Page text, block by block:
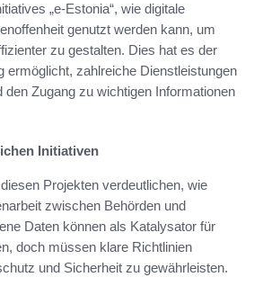
„e-Estonia“, wie digitale
genutzt werden kann, um
zu gestalten. Dies hat es der
ermöglicht, zahlreiche Dienstleistungen
den Zugang zu wichtigen Informationen
Initiativen
Projekten verdeutlichen, wie
zwischen Behörden und
Daten können als Katalysator für
doch müssen klare Richtlinien
und Sicherheit zu gewährleisten.